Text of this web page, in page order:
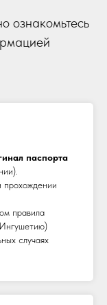
ознакомьтесь
паспорта
прохождении
правила
случаях